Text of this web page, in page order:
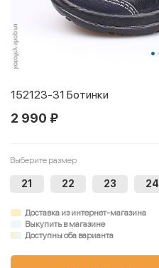
152123-31 Ботинки
2 990 ₽
Выберите размер
21 22 23 24
Доставка из интернет-магазина
Выкупить в магазине
Доступны оба варианта